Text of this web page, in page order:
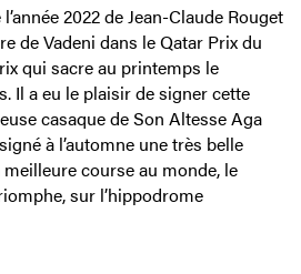
2022 de Jean-Claude Rouget
de Vadeni dans le Qatar Prix du
qui sacre au printemps le
Il a eu le plaisir de signer cette
casaque de Son Altesse Aga
à l’automne une très belle
course au monde, le
sur l’hippodrome